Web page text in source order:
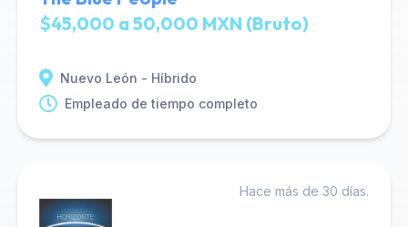
$45,000 a 50,000 MXN (Bruto)
Nuevo León - Híbrido
Empleado de tiempo completo
Hace más de 30 días.